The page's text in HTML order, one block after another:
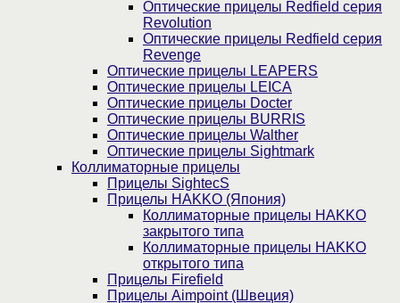
Оптические прицелы Redfield серия
Revolution
Оптические прицелы Redfield серия
Revenge
Оптические прицелы LEAPERS
Оптические прицелы LEICA
Оптические прицелы Docter
Оптические прицелы BURRIS
Оптические прицелы Walther
Оптические прицелы Sightmark
Коллиматорные прицелы
Прицелы SightecS
Прицелы HAKKO (Япония)
Коллиматорные прицелы HAKKO
закрытого типа
Коллиматорные прицелы HAKKO
открытого типа
Прицелы Firefield
Прицелы Aimpoint (Швеция)